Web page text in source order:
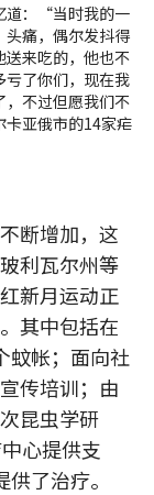
道：“当时我的一
头痛，偶尔发抖得
送来吃的，他也不
亏了你们，现在我
，不过但愿我们不
亚俄市的14家疟
断增加，这
利瓦尔州等
新月运动正
其中包括在
蚊帐；面向社
传培训；由
昆虫学研
心提供支
了治疗。